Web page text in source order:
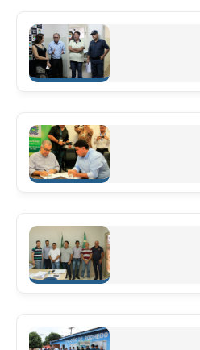
Leia mais
Leia mais
cidade de Rochedo.
Leia mais
Leia mais